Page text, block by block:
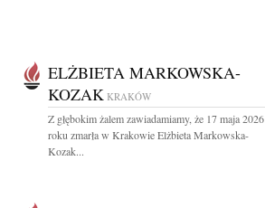
ELŻBIETA MARKOWSKA-
KOZAK KRAKÓW
Z głębokim żalem zawiadamiamy, że 17 maja 2026
roku zmarła w Krakowie Elżbieta Markowska-
Kozak...